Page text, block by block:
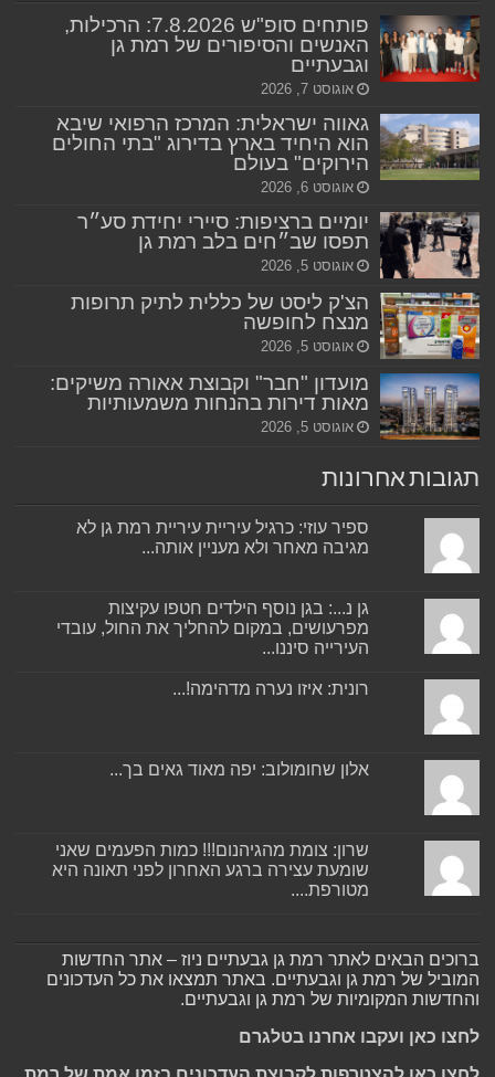
פותחים סופ"ש 7.8.2026: הרכילות,
האנשים והסיפורים של רמת גן
וגבעתיים
אוגוסט 7, 2026
גאווה ישראלית: המרכז הרפואי שיבא
הוא היחיד בארץ בדירוג "בתי החולים
הירוקים" בעולם
אוגוסט 6, 2026
יומיים ברציפות: סיירי יחידת סע״ר
תפסו שב״חים בלב רמת גן
אוגוסט 5, 2026
הצ'ק ליסט של כללית לתיק תרופות
מנצח לחופשה
אוגוסט 5, 2026
מועדון "חבר" וקבוצת אאורה משיקים:
מאות דירות בהנחות משמעותיות
אוגוסט 5, 2026
תגובות אחרונות
ספיר עוזי: כרגיל עיריית עיריית רמת גן לא
מגיבה מאחר ולא מעניין אותה...
גן נ...: בגן נוסף הילדים חטפו עקיצות
מפרעושים, במקום להחליך את החול, עובדי
העירייה סיננו...
רונית: איזו נערה מדהימה!...
אלון שחומולוב: יפה מאוד גאים בך...
שרון: צומת מהגיהנום!!! כמות הפעמים שאני
שומעת עצירה ברגע האחרון לפני תאונה היא
מטורפת....
ברוכים הבאים לאתר רמת גן גבעתיים ניוז – אתר החדשות
המוביל של רמת גן וגבעתיים. באתר תמצאו את כל העדכונים
והחדשות המקומיות של רמת גן וגבעתיים.
לחצו כאן ועקבו אחרנו בטלגרם